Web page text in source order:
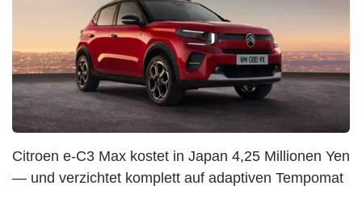
Citroen e-C3 Max kostet in Japan 4,25 Millionen Yen
— und verzichtet komplett auf adaptiven Tempomat